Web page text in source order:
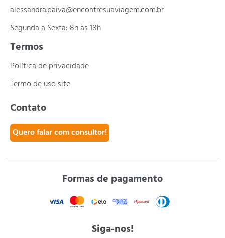
alessandra.paiva@encontresuaviagem.com.br
Segunda a Sexta: 8h às 18h
Termos
Política de privacidade
Termo de uso site
Contato
Quero falar com consultor!
Formas de pagamento
Siga-nos!